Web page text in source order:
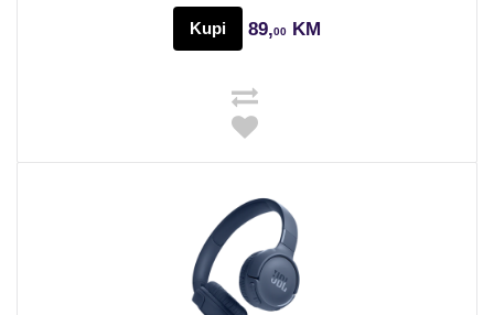
Kupi 89,00 KM